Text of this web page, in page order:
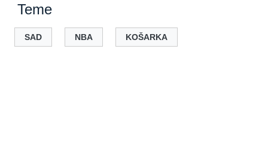
Teme
SAD NBA KOŠARKA